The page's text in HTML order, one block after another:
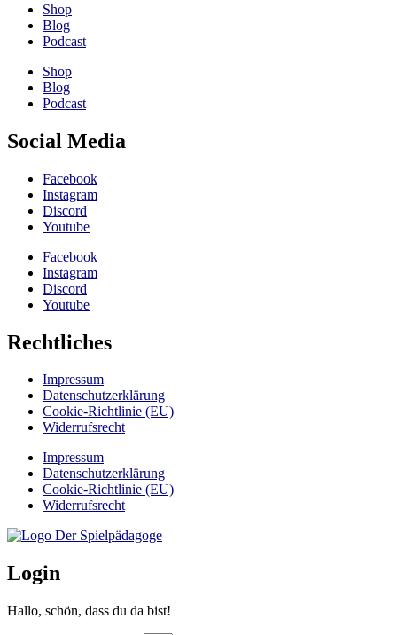
Shop
Blog
Podcast
Shop
Blog
Podcast
Social Media
Facebook
Instagram
Discord
Youtube
Facebook
Instagram
Discord
Youtube
Rechtliches
Impressum
Datenschutzerklärung
Cookie-Richtlinie (EU)
Widerrufsrecht
Impressum
Datenschutzerklärung
Cookie-Richtlinie (EU)
Widerrufsrecht
Login
Hallo, schön, dass du da bist!